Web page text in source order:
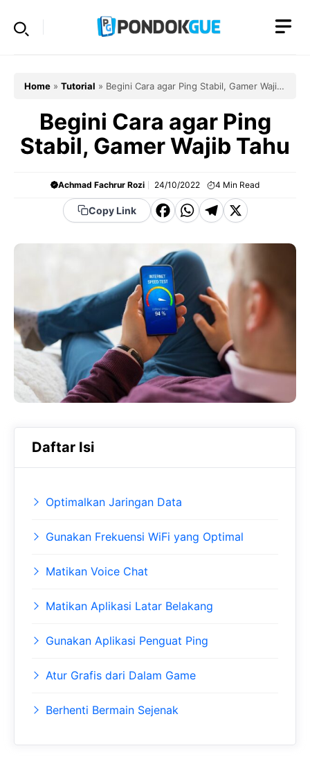
Home » Tutorial » Begini Cara agar Ping Stabil, Gamer Wajib
Begini Cara agar Ping
Stabil, Gamer Wajib Tahu
Achmad Fachrur Rozi 24/10/2022 4 Min Read
Copy Link
F
c
e
b
o
o
k
W
a
s
A
p
p
T
e
g
r
a
m
X
Daftar Isi
Optimalkan Jaringan Data
Gunakan Frekuensi WiFi yang Optimal
Matikan Voice Chat
Matikan Aplikasi Latar Belakang
Gunakan Aplikasi Penguat Ping
Atur Grafis dari Dalam Game
Berhenti Bermain Sejenak